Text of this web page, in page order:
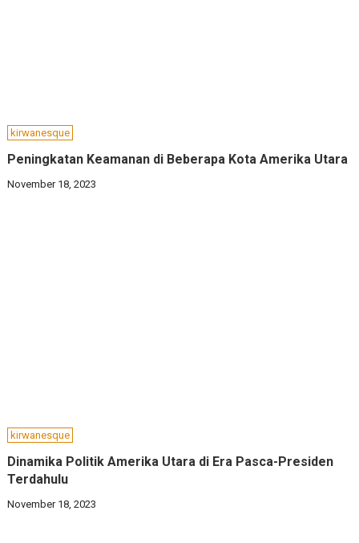
kirwanesque
Peningkatan Keamanan di Beberapa Kota Amerika Utara
November 18, 2023
kirwanesque
Dinamika Politik Amerika Utara di Era Pasca-Presiden
Terdahulu
November 18, 2023